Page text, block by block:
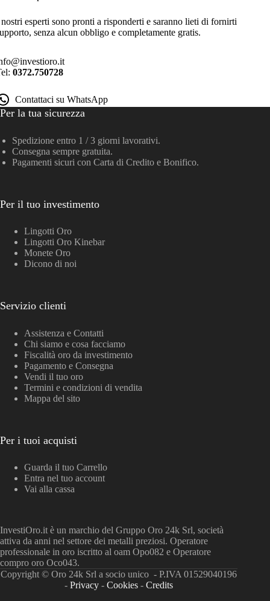
esperti sono pronti a risponderti e saranno lieti di fornirti
senza alcun obbligo e completamente gratis.
0372.750728
Contattaci su WhatsApp
Per la tua sicurezza
Spedizione entro 1 / 3 giorni lavorativi.
Consegna sempre gratuita.
Pagamenti sicuri con Carta di Credito e Bonifico.
Per il tuo investimento
Lingotti Oro
Lingotti Oro Kinebar
Monete Oro
Dicono di noi
Servizio clienti
Assistenza e Contatti
Chi siamo e cosa facciamo
Fiscalità oro da investimento
Pagamento e Consegna
Vendi il tuo oro
Termini e condizioni di vendita
Mappa del sito
Per i tuoi acquisti
Guarda il tuo Carrello
Entra nel tuo account
Vai alla cassa
InvestiOro.it è un marchio del Gruppo Oro 24k Srl, società
attiva da anni nel settore dei metalli preziosi. Operatore
professionale in oro iscritto al oam Opo082 e Operatore
compro oro Oco043.
Copyright © Oro 24k Srl a socio unico - P.IVA 01529040196
-Privacy-Cookies -Credits